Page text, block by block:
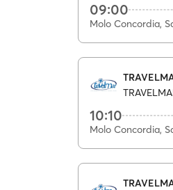
09:00
Molo Concordia,
10:10
Molo Concordia,